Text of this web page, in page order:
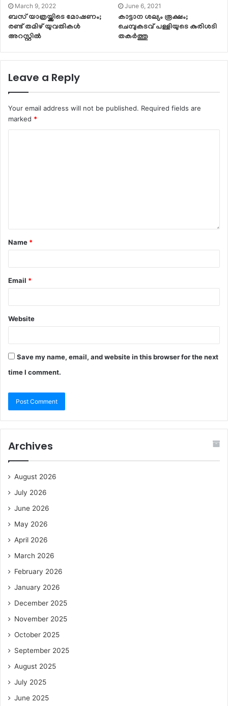
March 9, 2022
ബസ് യാത്രയ്ക്കിടെ മോഷണം;
രണ്ട് തമിഴ് യുവതികൾ
അറസ്റ്റിൽ
June 6, 2021
കാട്ടാന ശല്യം രൂക്ഷം;
ചെമ്പുകടവ് പള്ളിയുടെ കുരിശടി
തകർത്തു
Leave a Reply
Your email address will not be published. Required fields are
marked *
Name *
Email *
Website
Save my name, email, and website in this browser for the next
time I comment.
Archives
August 2026
July 2026
June 2026
May 2026
April 2026
March 2026
February 2026
January 2026
December 2025
November 2025
October 2025
September 2025
August 2025
July 2025
June 2025